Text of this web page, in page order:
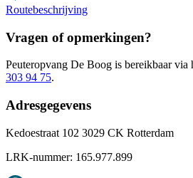
Routebeschrijving
Vragen of opmerkingen?
Peuteropvang De Boog is bereikbaar via
303 94 75.
Adresgegevens
Kedoestraat 102 3029 CK Rotterdam
LRK-nummer: 165.977.899